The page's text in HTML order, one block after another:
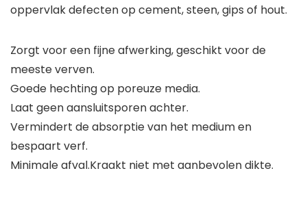
oppervlak defecten op cement, steen, gips of hout.
Zorgt voor een fijne afwerking, geschikt voor de
meeste verven.
Goede hechting op poreuze media.
Laat geen aansluitsporen achter.
Vermindert de absorptie van het medium en
bespaart verf.
Minimale afval.Kraakt niet met aanbevolen dikte.